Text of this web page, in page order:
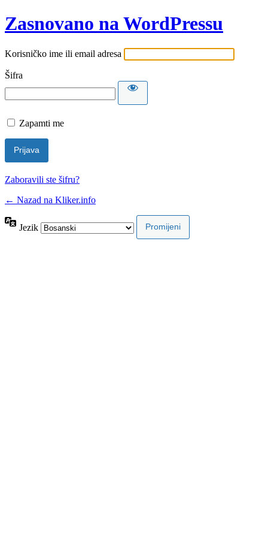
Zasnovano na WordPressu
Korisničko ime ili email adresa
Šifra
Zapamti me
Zaboravili ste šifru?
← Nazad na Kliker.info
Jezik